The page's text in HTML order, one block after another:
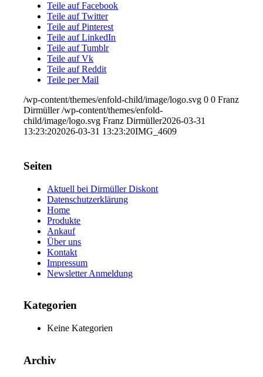
Teile auf Facebook
Teile auf Twitter
Teile auf Pinterest
Teile auf LinkedIn
Teile auf Tumblr
Teile auf Vk
Teile auf Reddit
Teile per Mail
/wp-content/themes/enfold-child/image/logo.svg 0 0 Franz
Dirmüller /wp-content/themes/enfold-
child/image/logo.svg Franz Dirmüller2026-03-31
13:23:202026-03-31 13:23:20IMG_4609
Seiten
Aktuell bei Dirmüller Diskont
Datenschutzerklärung
Home
Produkte
Ankauf
Über uns
Kontakt
Impressum
Newsletter Anmeldung
Kategorien
Keine Kategorien
Archiv